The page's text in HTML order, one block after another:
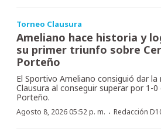
Torneo Clausura
Ameliano hace historia y
su primer triunfo sobre
Porteño
El Sportivo Ameliano consiguió dar
Clausura al conseguir superar por 1-0
Porteño.
Agosto 8, 2026 05:52 p. m. · Redacción